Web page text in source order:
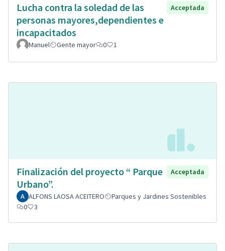
Lucha contra la soledad de las
personas mayores,dependientes e
incapacitados
Acceptada
Manuel Gente mayor 0 1
Finalización del proyecto “ Parque
Urbano”.
Acceptada
ALFONS LAOSA ACEITERO
Parques y Jardines Sostenibles
0
3